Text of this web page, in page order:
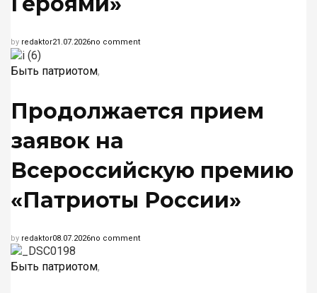
by redaktor21.07.2026no comment
Быть патриотом,
Продолжается прием
заявок на
Всероссийскую премию
«Патриоты России»
by redaktor08.07.2026no comment
Быть патриотом,